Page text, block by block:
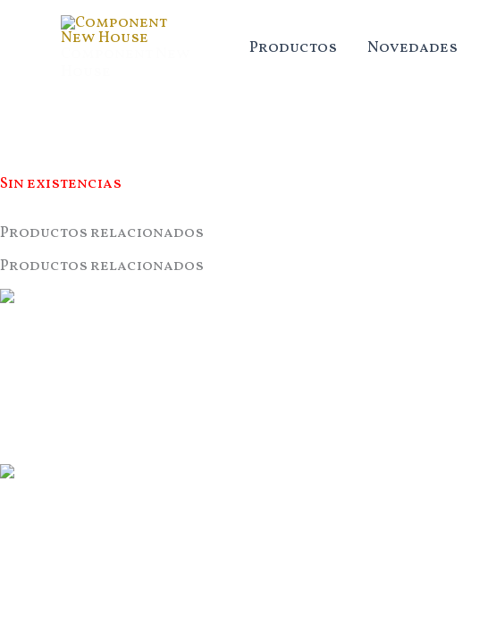
Productos Novedades
Sin existencias
Productos relacionados
Productos relacionados